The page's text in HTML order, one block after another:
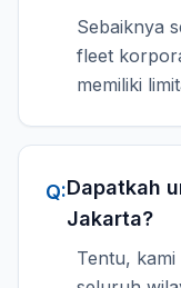
Sebaiknya
fleet
memiliki
Q:Dapatkah
Jakarta?
Tentu,